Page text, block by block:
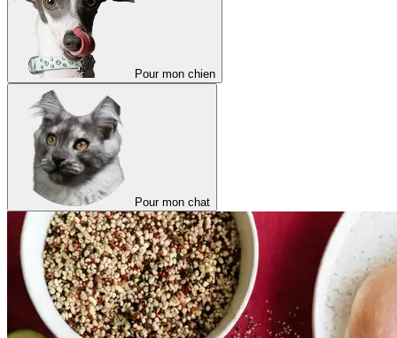
Pour mon chien
Pour mon chat